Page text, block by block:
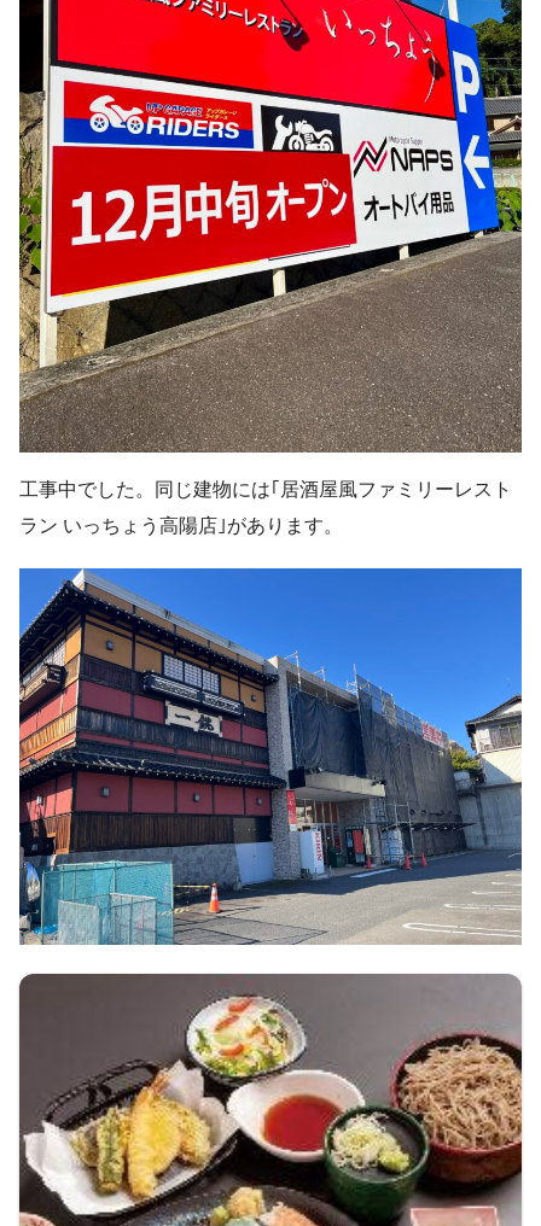
工事中でした。同じ建物には｢居酒屋風ファミリーレスト
ラン いっちょう高陽店｣があります。